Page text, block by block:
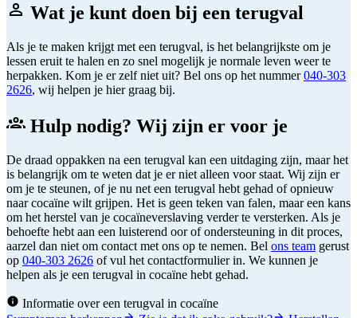
Wat je kunt doen bij een terugval
Als je te maken krijgt met een terugval, is het belangrijkste om je
lessen eruit te halen en zo snel mogelijk je normale leven weer te
herpakken. Kom je er zelf niet uit? Bel ons op het nummer040-303
2626, wij helpen je hier graag bij.
Hulp nodig? Wij zijn er voor je
De draad oppakken na een terugval kan een uitdaging zijn, maar het
is belangrijk om te weten dat je er niet alleen voor staat. Wij zijn er
om je te steunen, of je nu net een terugval hebt gehad of opnieuw
naar cocaïne wilt grijpen. Het is geen teken van falen, maar een kans
om het herstel van je cocaïneverslaving verder te versterken. Als je
behoefte hebt aan een luisterend oor of ondersteuning in dit proces,
aarzel dan niet om contact met ons op te nemen. Bel ons team gerust
op 040-303 2626 of vul het contactformulier in. We kunnen je
helpen als je een terugval in cocaïne hebt gehad.
Informatie over een terugval in cocaïne